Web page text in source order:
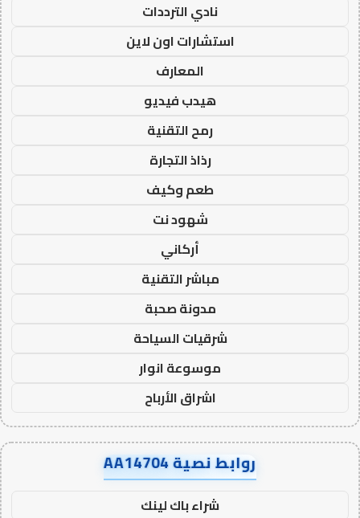
نادي الترددات
استشارات اون لاين
المعارف
هيدب فيديو
رمح التقنية
رذاذ التجارة
طعم وكيف
شهود نت
أركاني
مباشر التقنية
مدونة صحبة
شرقيات السياحة
موسوعة انوار
اشراق الأرباح
روابط نصية AA14704
شراء باك لينك